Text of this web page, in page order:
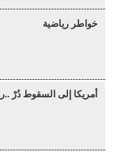
خواطر رياضية
أمريكا إلى السقوط دُرْ